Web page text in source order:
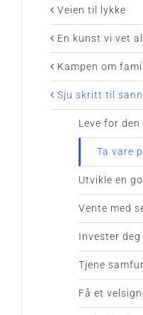
Veien til lykke
En kunst vi vet
Kampen om
Sju skritt til
Leve for
Ta vare
Utvikle en
Vente med
Invester
Tjene
Få et